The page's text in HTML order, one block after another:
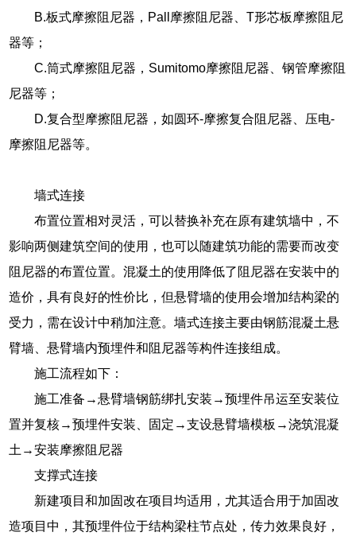
B.板式摩擦阻尼器，Pall摩擦阻尼器、T形芯板摩擦阻尼
器等；
C.筒式摩擦阻尼器，Sumitomo摩擦阻尼器、钢管摩擦阻
尼器等；
D.复合型摩擦阻尼器，如圆环-摩擦复合阻尼器、压电-
摩擦阻尼器等。
墙式连接
布置位置相对灵活，可以替换补充在原有建筑墙中，不
影响两侧建筑空间的使用，也可以随建筑功能的需要而改变
阻尼器的布置位置。混凝土的使用降低了阻尼器在安装中的
造价，具有良好的性价比，但悬臂墙的使用会增加结构梁的
受力，需在设计中稍加注意。墙式连接主要由钢筋混凝土悬
臂墙、悬臂墙内预埋件和阻尼器等构件连接组成。
施工流程如下：
施工准备→悬臂墙钢筋绑扎安装→预埋件吊运至安装位
置并复核→预埋件安装、固定→支设悬臂墙模板→浇筑混凝
土→安装摩擦阻尼器
支撑式连接
新建项目和加固改在项目均适用，尤其适合用于加固改
造项目中，其预埋件位于结构梁柱节点处，传力效果良好，